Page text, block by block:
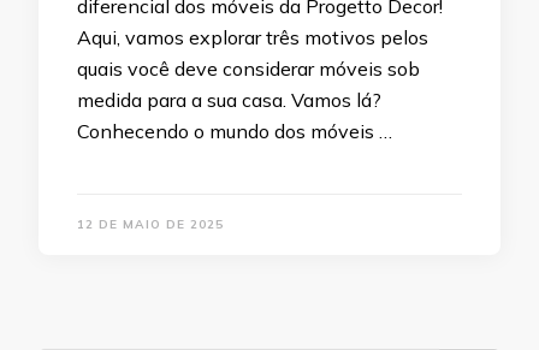
diferencial dos móveis da Progetto Decor!
Aqui, vamos explorar três motivos pelos
quais você deve considerar móveis sob
medida para a sua casa. Vamos lá?
Conhecendo o mundo dos móveis …
12 DE MAIO DE 2025